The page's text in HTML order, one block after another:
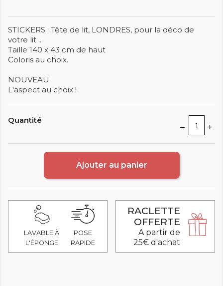
STICKERS : Tête de lit, LONDRES, pour la déco de
votre lit ...
Taille 140 x 43 cm de haut
Coloris au choix.
NOUVEAU
L'aspect au choix !
Quantité
Ajouter au panier
LAVABLE À
L'ÉPONGE
POSE
RAPIDE
RACLETTE
OFFERTE
A partir de
25€ d'achat